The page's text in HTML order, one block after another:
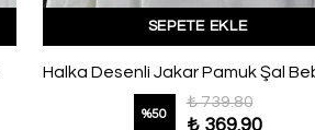
SEPETE EKLE
%50
₺ 739.80
₺ 369.90